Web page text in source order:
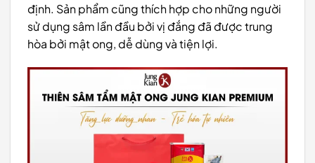
định. Sản phẩm cũng thích hợp cho những người
sử dụng sâm lần đầu bởi vị đắng đã được trung
hòa bởi mật ong, dễ dùng và tiện lợi.